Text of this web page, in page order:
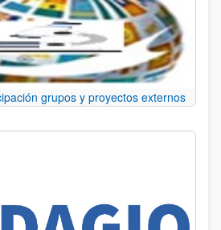
grupos y proyectos externos